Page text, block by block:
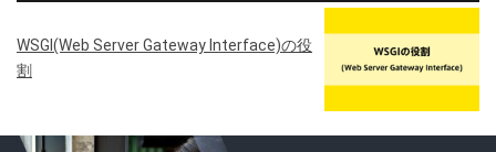
WSGI(Web Server Gateway Interface)の役
割